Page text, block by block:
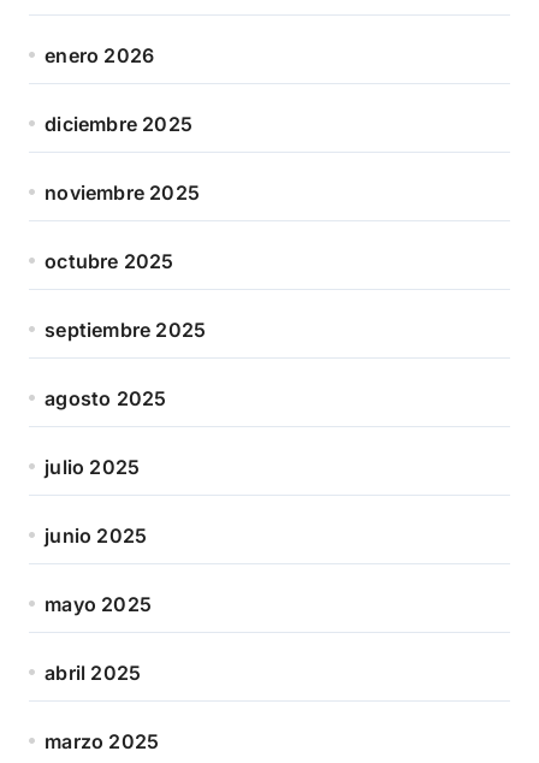
enero 2026
diciembre 2025
noviembre 2025
octubre 2025
septiembre 2025
agosto 2025
julio 2025
junio 2025
mayo 2025
abril 2025
marzo 2025